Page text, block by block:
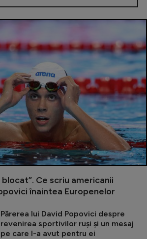
Ce scriu americanii
înaintea Europenelor
Părerea lui David Popovici despre
revenirea sportivilor ruși și un mesaj
pe care l-a avut pentru ei